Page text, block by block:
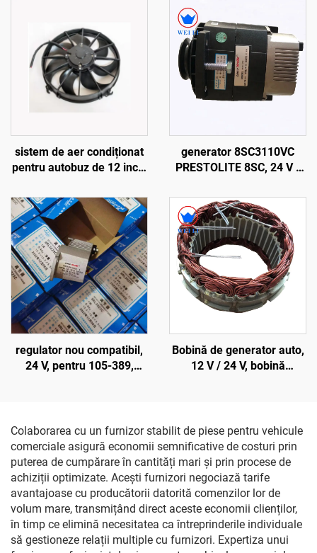
sistem de aer condiționat
pentru autobuz de 12 inch,
pale curbate
generator 8SC3110VC
PRESTOLITE 8SC, 24 V /
perii
regulator nou compatibil,
24 V, pentru 105-389,
Bobină de generator auto,
12 V / 24 V, bobină
autobuze, AVI144
Colaborarea cu un furnizor stabilit de piese pentru vehicule
comerciale asigură economii semnificative de costuri prin
puterea de cumpărare în cantități mari și prin procese de
achiziții optimizate. Acești furnizori negociază tarife
avantajoase cu producătorii datorită comenzilor lor de
volum mare, transmițând direct aceste economii clienților,
în timp ce elimină necesitatea ca întreprinderile individuale
să gestioneze relații multiple cu furnizori. Expertiza unui